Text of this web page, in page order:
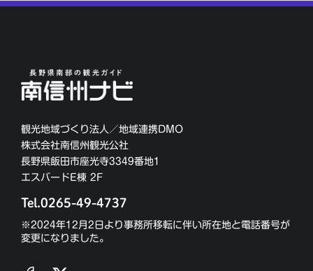
観光地域づくり法人／地域連携DMO
株式会社南信州観光公社
長野県飯田市座光寺3349番地1
エスバードE棟 2F
Tel.0265-49-4737
※2024年12月2日より事務所移転に伴い所在地と電話番号が
変更になりました。